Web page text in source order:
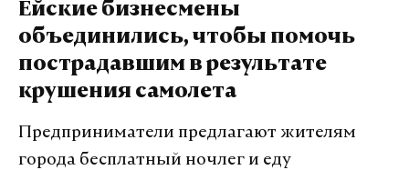
Ейские бизнесмены
объединились, чтобы помочь
пострадавшим в результате
крушения самолета
Предприниматели предлагают жителям
города бесплатный ночлег и еду